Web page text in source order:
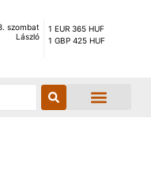
szombat
László
1 EUR 365 HUF
1 GBP 425 HUF